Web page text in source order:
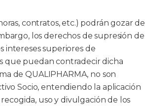
contratos, etc.) podrán gozar de
los derechos de supresión de
intereses superiores de
que puedan contradecir dicha
de QUALIPHARMA, no son
Socio, entendiendo la aplicación
uso y divulgación de los